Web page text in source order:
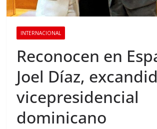
INTERNACIONAL
Reconocen en
Joel Díaz,
vicepresidencial
dominicano